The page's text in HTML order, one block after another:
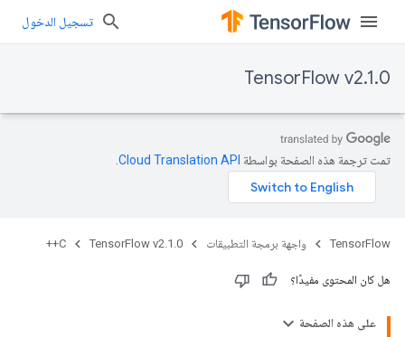
تسجيل الدخول
TensorFlow v2.1.0
تمت ترجمة هذه الصفحة بواسطة Cloud Translation API‏
TensorFlow واجهة برمجة التطبيقات TensorFlow v2.1.0
C++
هل كان المحتوى مفيدًا؟
على هذه الصفحة